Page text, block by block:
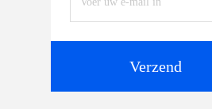
Verzend